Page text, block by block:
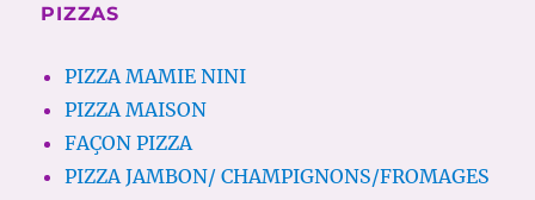
PIZZAS
PIZZA MAMIE NINI
PIZZA MAISON
FAÇON PIZZA
PIZZA JAMBON/ CHAMPIGNONS/FROMAGES